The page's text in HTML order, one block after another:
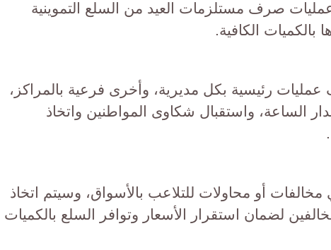
صرف مستلزمات العيد من السلع التموينية
بالكميات الكافية.
رئيسية بكل مديرية، وأخرى فرعية بالمراكز،
الساعة، واستقبال شكاوى المواطنين واتخاذ
مخالفات أو محاولات للتلاعب بالأسواق، وسيتم اتخاذ
لضمان استقرار الأسعار وتوافر السلع بالكميات